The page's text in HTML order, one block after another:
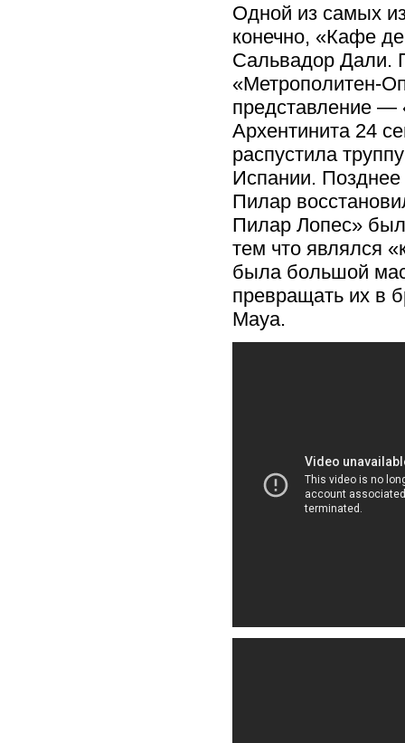
Одной из самых
конечно, «Кафе
Сальвадор Дали.
«Метрополитен-
представление —
Архентинита 24
распустила
Испании. Позднее
Пилар
Пилар Лопес»
тем что являлся
была большой
превращать их в
Maya.